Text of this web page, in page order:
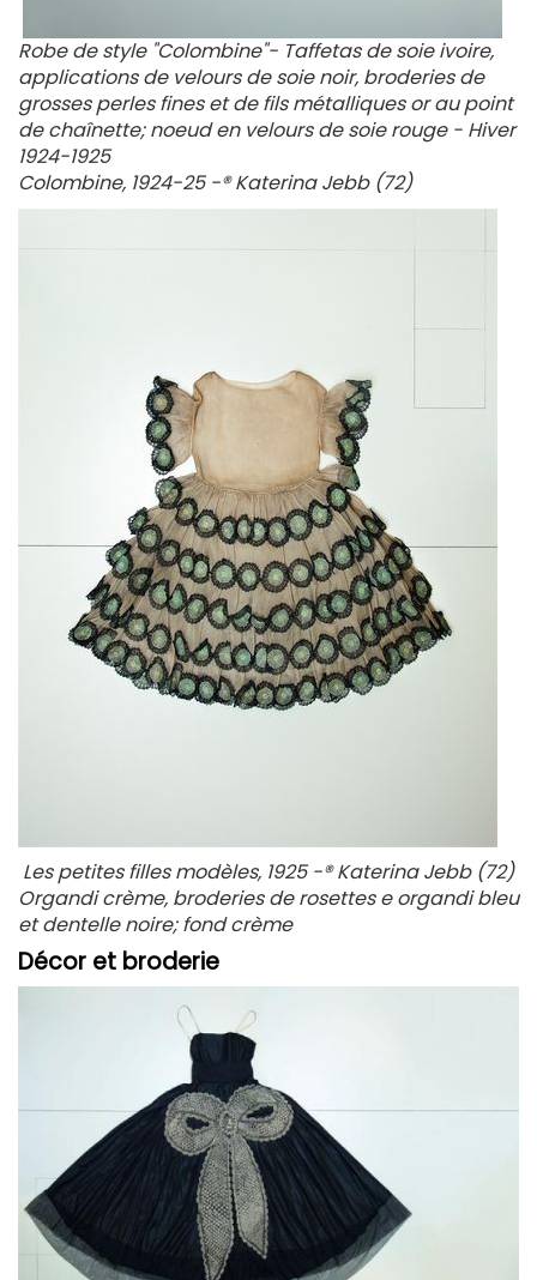
Robe de style "Colombine"- Taffetas de soie ivoire,
applications de velours de soie noir, broderies de
grosses perles fines et de fils métalliques or au point
de chaînette; noeud en velours de soie rouge - Hiver
1924-1925
Colombine, 1924-25 -® Katerina Jebb (72)
Les petites filles modèles, 1925 -® Katerina Jebb (72)
Organdi crème, broderies de rosettes e organdi bleu
et dentelle noire; fond crème
Décor et broderie